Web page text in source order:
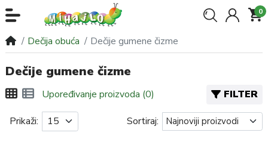
0
Dečija obuća Dečije gumene čizme
Dečije gumene čizme
FILTER
Upoređivanje proizvoda (0)
Prikaži: Sortiraj: